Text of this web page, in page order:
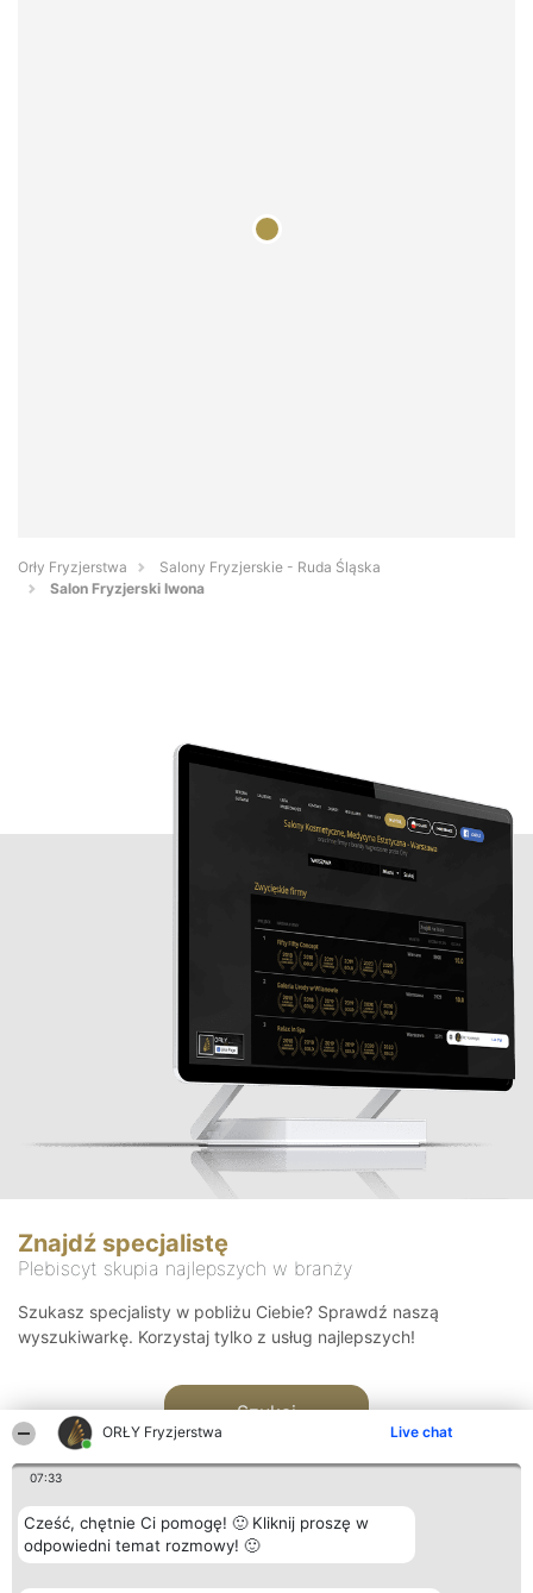
ORŁY Fryzjerstwa Live chat
07:33
Cześć, chętnie Ci pomogę! 🙂 Kliknij proszę w
odpowiedni temat rozmowy! 🙂
Orły Fryzjerstwa
Salony Fryzjerskie - Ruda Śląska
Salon Fryzjerski Iwona
Znajdź specjalistę
Plebiscyt skupia najlepszych w branży
Szukasz specjalisty w pobliżu Ciebie? Sprawdź naszą
wyszukiwarkę. Korzystaj tylko z usług najlepszych!
Szukaj
Organizator plebiscytu Plebiscyt Kontakt